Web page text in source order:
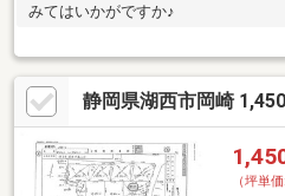
みてはいかがですか♪
静岡県湖西市岡崎
（坪単